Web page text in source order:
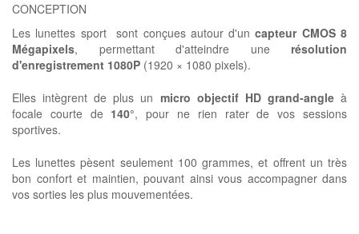
CONCEPTION
Les lunettes sport sont conçues autour d'uncapteur CMOS 8
Mégapixels, permettant d'atteindre une résolution
d'enregistrement 1080P (1920 × 1080 pixels).
Elles intègrent de plus un micro objectif HD grand-angleà
focale courte de 140°, pour ne rien rater de vos sessions
sportives.
Les lunettes pèsent seulement 100 grammes, et offrent un très
bon confort et maintien, pouvant ainsi vous accompagner dans
vos sorties les plus mouvementées.